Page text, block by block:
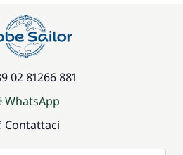
02 81266 881
WhatsApp
Contattaci